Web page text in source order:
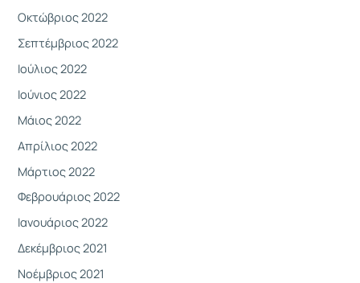
Οκτώβριος 2022
Σεπτέμβριος 2022
Ιούλιος 2022
Ιούνιος 2022
Μάιος 2022
Απρίλιος 2022
Μάρτιος 2022
Φεβρουάριος 2022
Ιανουάριος 2022
Δεκέμβριος 2021
Νοέμβριος 2021